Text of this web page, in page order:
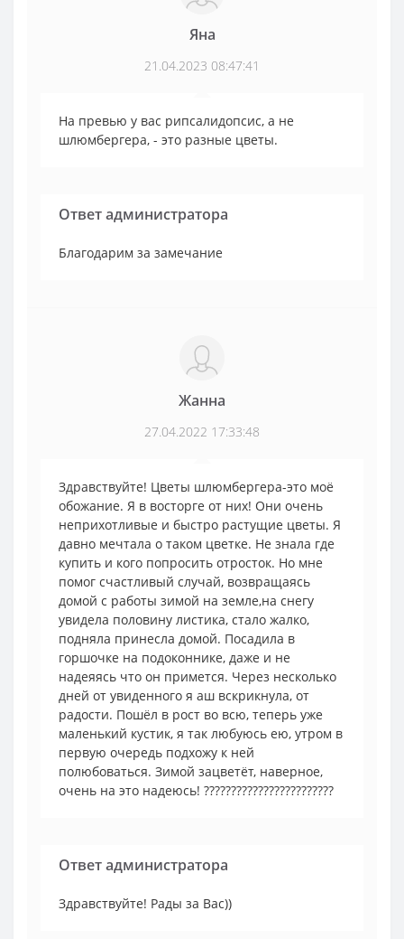
Яна
21.04.2023 08:47:41
На превью у вас рипсалидопсис, а не
шлюмбергера, - это разные цветы.
Ответ администратора
Благодарим за замечание
Жанна
27.04.2022 17:33:48
Здравствуйте! Цветы шлюмбергера-это моё
обожание. Я в восторге от них! Они очень
неприхотливые и быстро растущие цветы. Я
давно мечтала о таком цветке. Не знала где
купить и кого попросить отросток. Но мне
помог счастливый случай, возвращаясь
домой с работы зимой на земле,на снегу
увидела половину листика, стало жалко,
подняла принесла домой. Посадила в
горшочке на подоконнике, даже и не
надеяясь что он примется. Через несколько
дней от увиденного я аш вскрикнула, от
радости. Пошёл в рост во всю, теперь уже
маленький кустик, я так любуюсь ею, утром в
первую очередь подхожу к ней
полюбоваться. Зимой зацветёт, наверное,
очень на это надеюсь! ????????????????????????
Ответ администратора
Здравствуйте! Рады за Вас))